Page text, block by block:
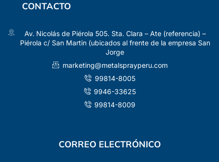
CONTACTO
Av. Nicolás de Piérola 505. Sta. Clara – Ate (referencia) –
Piérola c/ San Martin (ubicados al frente de la empresa San
Jorge
marketing@metalsprayperu.com
99814-8005
9946-33625
99814-8009
CORREO ELECTRÓNICO